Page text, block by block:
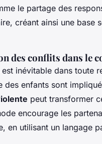
le partage des
créant ainsi une
des conflits dans le
inévitable dans toute
des enfants sont
peut transformer
encourage les
en utilisant un langage